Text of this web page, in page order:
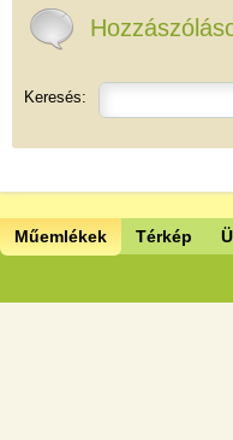
Keresés:
Műemlékek Térkép